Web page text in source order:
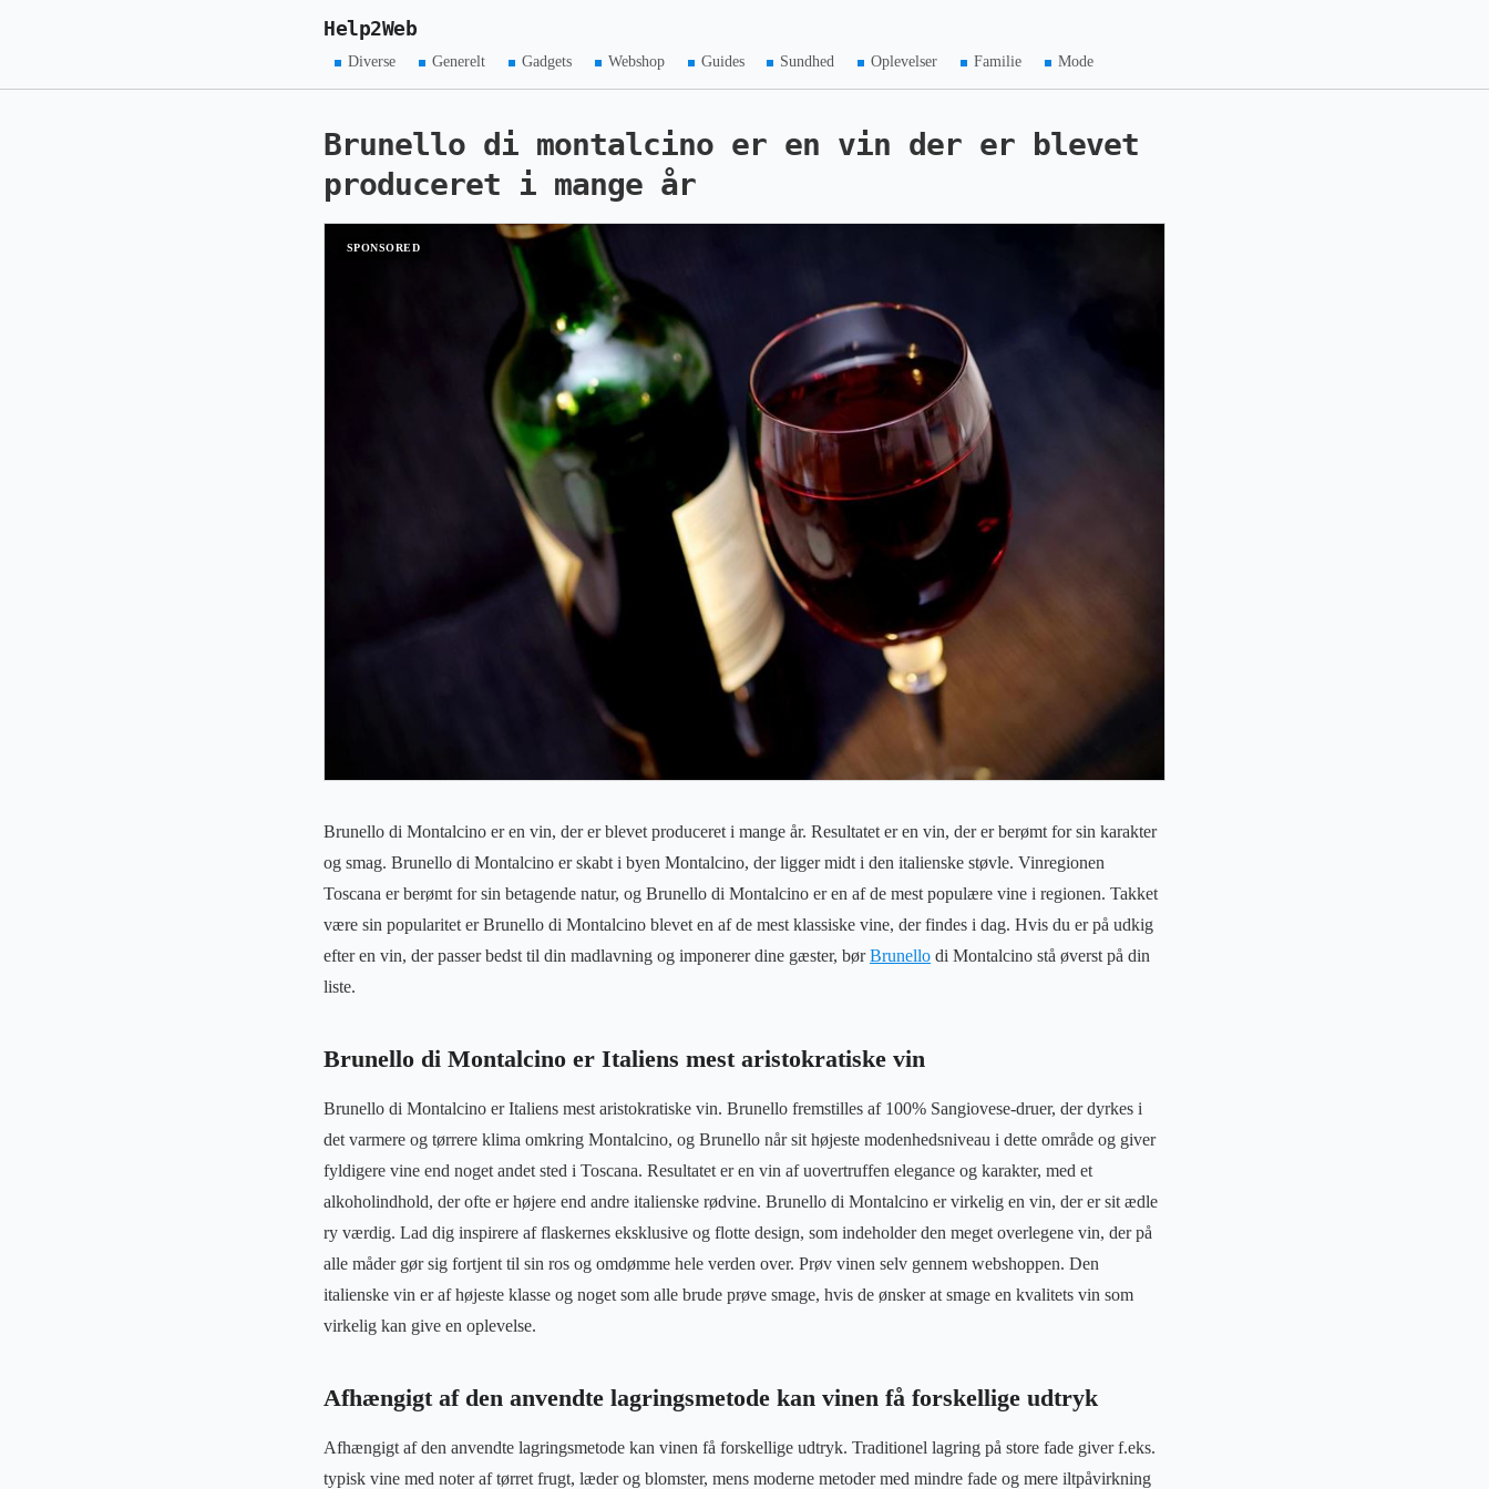
Help2Web
Diverse Generelt Gadgets Webshop Guides Sundhed Oplevelser Familie Mode
Brunello di montalcino er en vin der er blevet
produceret i mange år
Brunello di Montalcino er en vin, der er blevet produceret i mange år. Resultatet er en vin, der er berømt for sin karakter
og smag. Brunello di Montalcino er skabt i byen Montalcino, der ligger midt i den italienske støvle. Vinregionen
Toscana er berømt for sin betagende natur, og Brunello di Montalcino er en af de mest populære vine i regionen. Takket
være sin popularitet er Brunello di Montalcino blevet en af de mest klassiske vine, der findes i dag. Hvis du er på udkig
efter en vin, der passer bedst til din madlavning og imponerer dine gæster, børBrunello di Montalcino stå øverst på din
liste.
Brunello di Montalcino er Italiens mest aristokratiske vin
Brunello di Montalcino er Italiens mest aristokratiske vin. Brunello fremstilles af 100% Sangiovese-druer, der dyrkes i
det varmere og tørrere klima omkring Montalcino, og Brunello når sit højeste modenhedsniveau i dette område og giver
fyldigere vine end noget andet sted i Toscana. Resultatet er en vin af uovertruffen elegance og karakter, med et
alkoholindhold, der ofte er højere end andre italienske rødvine. Brunello di Montalcino er virkelig en vin, der er sit ædle
ry værdig. Lad dig inspirere af flaskernes eksklusive og flotte design, som indeholder den meget overlegene vin, der på
alle måder gør sig fortjent til sin ros og omdømme hele verden over. Prøv vinen selv gennem webshoppen. Den
italienske vin er af højeste klasse og noget som alle brude prøve smage, hvis de ønsker at smage en kvalitets vin som
virkelig kan give en oplevelse.
Afhængigt af den anvendte lagringsmetode kan vinen få forskellige udtryk
Afhængigt af den anvendte lagringsmetode kan vinen få forskellige udtryk. Traditionel lagring på store fade giver f.eks.
typisk vine med noter af tørret frugt, læder og blomster, mens moderne metoder med mindre fade og mere iltpåvirkning